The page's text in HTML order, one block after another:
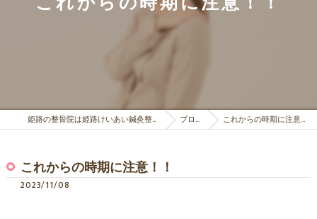
姫路の整骨院は姫路けいあい鍼灸整骨院 ブログ これからの時期に注意！！
これからの時期に注意！！
2023/11/08